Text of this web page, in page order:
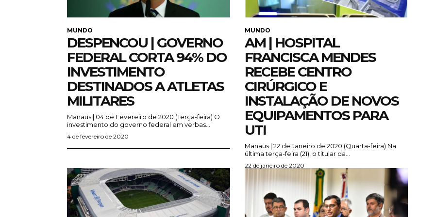
MUNDO
DESPENCOU | GOVERNO
FEDERAL CORTA 94% DO
INVESTIMENTO
DESTINADOS A ATLETAS
MILITARES
Manaus | 04 de Fevereiro de 2020 (Terça-feira) O
investimento do governo federal em verbas...
4 de fevereiro de 2020
MUNDO
AM | HOSPITAL
FRANCISCA MENDES
RECEBE CENTRO
CIRÚRGICO E
INSTALAÇÃO DE NOVOS
EQUIPAMENTOS PARA
UTI
Manaus | 22 de Janeiro de 2020 (Quarta-feira) Na
última terça-feira (21), o titular da...
22 de janeiro de 2020